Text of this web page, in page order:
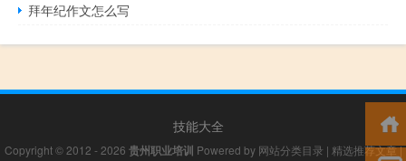
拜年纪作文怎么写
技能大全
Copyright © 2012 - 2026 贵州职业培训 Powered by 网站分类目录 | 精选推荐文章|